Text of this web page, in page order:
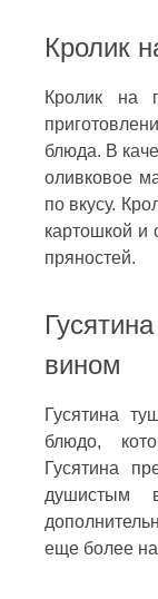
Кролик
Кролик на
блюда. В
оливковое
по вкусу.
картошкой и
пряностей.
вином
Гусятина
блюдо,
Гусятина
душистым
еще более